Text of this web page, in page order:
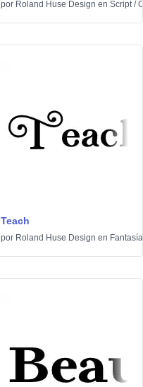
por Roland Huse Design en Script/
Teach
por Roland Huse Design en Fantasía